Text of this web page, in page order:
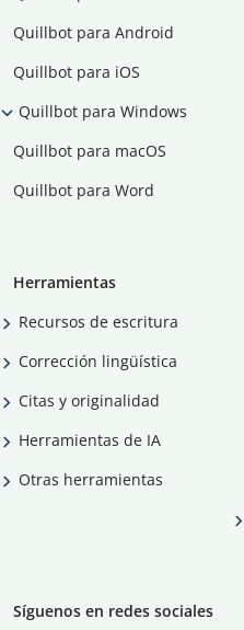
Quillbot para Android
Quillbot para iOS
Quillbot para Windows
Quillbot para macOS
Quillbot para Word
Herramientas
Recursos de escritura
Corrección lingüística
Citas y originalidad
Herramientas de IA
Otras herramientas
Síguenos en redes sociales